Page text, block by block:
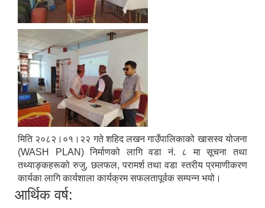
मिति २०८२।०१।२२ गते शहिद लखन गाउँपालिकाको खासस्व योजना
(WASH PLAN) निर्माणको लागि वडा नं. ८ मा सूचना तथा
तथ्याङ्कहरूको रुजु, छलफल, परामर्श तथा वडा स्तरीय प्रमाणीकरण
कार्यका लागि कार्यशाला कार्यक्रम सफलतापूर्वक सम्पन्न भयो।
आर्थिक वर्ष: